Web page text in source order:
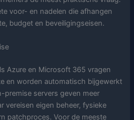
voor- en nadelen die afhangen
budget en beveiligingseisen.
Azure en Microsoft 365 vragen
en worden automatisch bijgewerkt
premise servers geven meer
vereisen eigen beheer, fysieke
patchproces. Voor de meeste